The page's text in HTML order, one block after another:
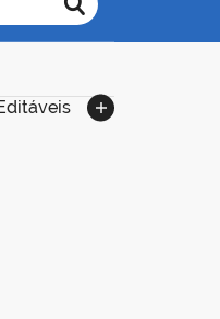
Buscar no portal